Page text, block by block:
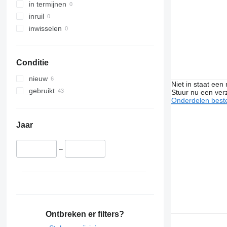
Premium 430
Premium 440
Premium 450
in termijnen
inruil
inwisselen
Conditie
nieuw
gebruikt
Jaar
–
Ontbreken er filters?
Niet in staat een
Stuur nu een
Onderdelen